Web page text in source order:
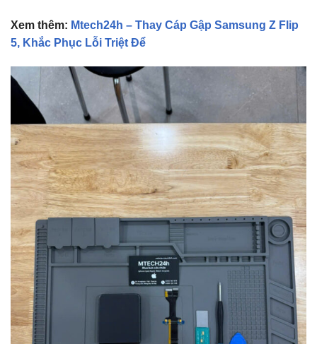
Xem thêm: Mtech24h – Thay Cáp Gập Samsung Z Flip
5, Khắc Phục Lỗi Triệt Để